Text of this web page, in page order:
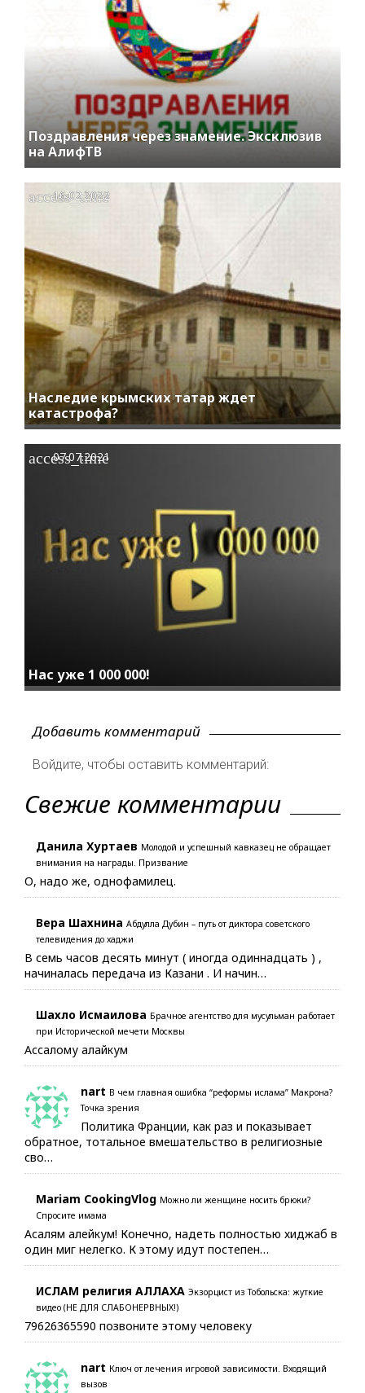
Поздравления через знамение. Эксклюзив
на АлифТВ
Наследие крымских татар ждет
катастрофа?
access_time
16.02.2022
Нас уже 1 000 000!
access_time
07.07.2021
Добавить комментарий
Войдите, чтобы оставить комментарий:
Свежие комментарии
Данила Хуртаев Молодой и успешный кавказец не обращает
внимания на награды. Призвание
О, надо же, однофамилец.
Вера Шахнина Абдулла Дубин – путь от диктора советского
телевидения до хаджи
В семь часов десять минут ( иногда одиннадцать ) ,
начиналась передача из Казани . И начин…
Шахло Исмаилова Брачное агентство для мусульман работает
при Исторической мечети Москвы
Ассалому алайкум
nart В чем главная ошибка “реформы ислама” Макрона?
Точка зрения
Политика Франции, как раз и показывает
обратное, тотальное вмешательство в религиозные
сво…
Mariam CookingVlog Можно ли женщине носить брюки?
Спросите имама
Асалям алейкум! Конечно, надеть полностью хиджаб в
один миг нелегко. К этому идут постепен…
ИСЛАМ религия АЛЛАХА Экзорцист из Тобольска: жуткие
видео (НЕ ДЛЯ СЛАБОНЕРВНЫХ!)
79626365590 позвоните этому человеку
nart Ключ от лечения игровой зависимости. Входящий
вызов